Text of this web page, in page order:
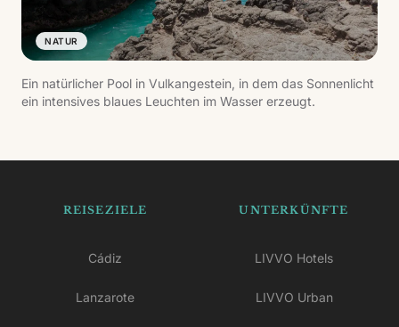
NATUR
Ein natürlicher Pool in Vulkangestein, in dem das Sonnenlicht
ein intensives blaues Leuchten im Wasser erzeugt.
REISEZIELE
Cádiz
Lanzarote
UNTERKÜNFTE
LIVVO Hotels
LIVVO Urban